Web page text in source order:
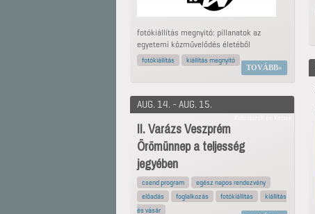
fotókiállítás megnyitó: pillanatok az
egyetemi közművelődés életéből
fotókiállítás kiállítás megnyitó
TOVÁBB
AUG. 14. - AUG. 15.
II. Varázs Veszprém
Örömünnep a teljesség
jegyében
csend program
egész napos rendezvény
előadás
foglalkozás fotókiállítás
kiállítás
és vásár